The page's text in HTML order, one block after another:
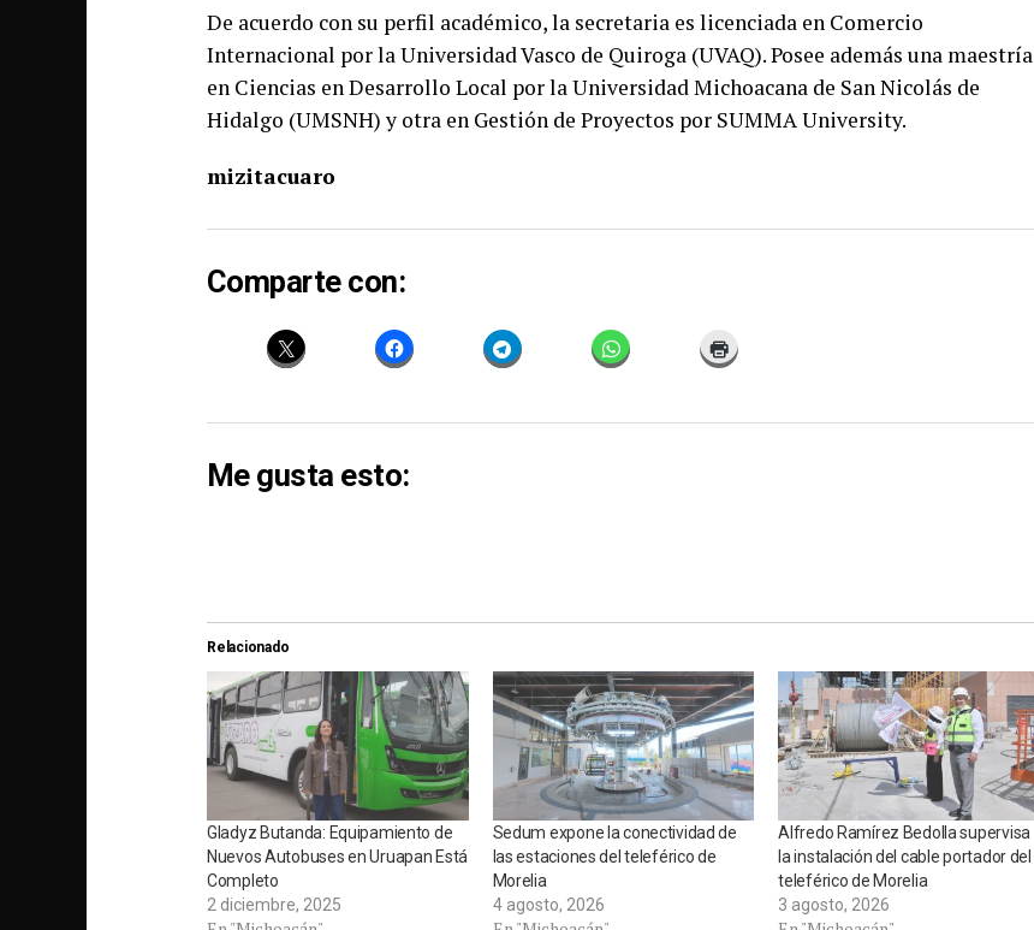
De acuerdo con su perfil académico, la secretaria es licenciada en Comercio
Internacional por la Universidad Vasco de Quiroga (UVAQ). Posee además una maestría
en Ciencias en Desarrollo Local por la Universidad Michoacana de San Nicolás de
Hidalgo (UMSNH) y otra en Gestión de Proyectos por SUMMA University.
mizitacuaro
Comparte con:
Me gusta esto:
Relacionado
Gladyz Butanda: Equipamiento de
Nuevos Autobuses en Uruapan Está
Completo
2 diciembre, 2025
Sedum expone la conectividad de
las estaciones del teleférico de
Morelia
4 agosto, 2026
Alfredo Ramírez Bedolla supervisa
la instalación del cable portador del
teleférico de Morelia
3 agosto, 2026